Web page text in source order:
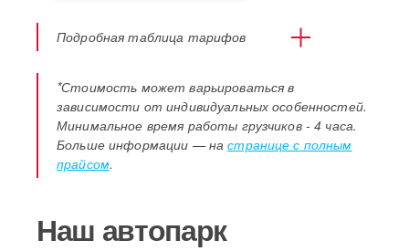
Подробная таблица тарифов
Тариф
Мини
мальн
ый
Погрузочно-
разгрузочные
работы
800 ₽/час
й
выгрузка, вынос
*Стоимость может варьироваться в
зависимости от индивидуальных особенностей.
Минимальное время работы грузчиков - 4 часа.
Больше информации — настранице с полным
прайсом.
Наш автопарк